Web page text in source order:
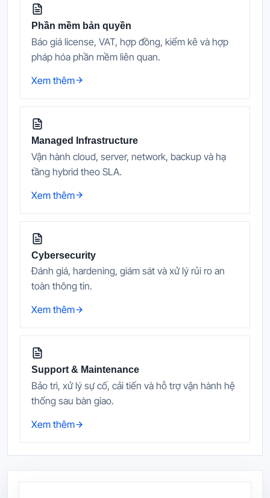
Phần mềm bản quyền
Báo giá license, VAT, hợp đồng, kiểm kê và hợp
pháp hóa phần mềm liên quan.
Xem thêm
Managed Infrastructure
Vận hành cloud, server, network, backup và hạ
tầng hybrid theo SLA.
Xem thêm
Cybersecurity
Đánh giá, hardening, giám sát và xử lý rủi ro an
toàn thông tin.
Xem thêm
Support & Maintenance
Bảo trì, xử lý sự cố, cải tiến và hỗ trợ vận hành hệ
thống sau bàn giao.
Xem thêm